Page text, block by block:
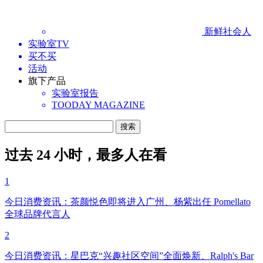
新鲜社会人
实验室TV
买不买
活动
旗下产品
实验室报告
TOODAY MAGAZINE
过去 24 小时，最多人在看
1
今日消费资讯：茶颜悦色即将进入广州、杨紫出任 Pomellato
全球品牌代言人
2
今日消费资讯：星巴克“兴趣社区空间”全面焕新、Ralph's Bar